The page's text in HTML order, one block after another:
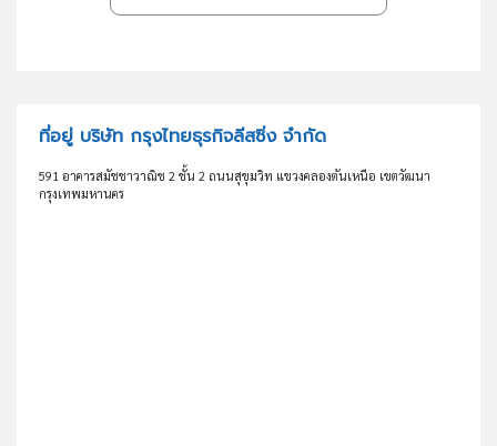
ที่อยู่ บริษัท กรุงไทยธุรกิจลีสซิ่ง จำกัด
591 อาคารสมัชชาวาณิช 2 ชั้น 2 ถนนสุขุมวิท แขวงคลองตันเหนือ เขตวัฒนา
กรุงเทพมหานคร